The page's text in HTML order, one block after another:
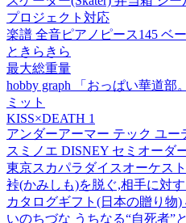
プロジェクト対応
楽譜 全音ピアノピース145 ベ
ときらきら
最大総重量
hobby graph 「おっぱい華道部
ミット
KISS×DEATH 1
アンダーアーマー テック ユー
スミノエ DISNEY セミオーダ
東京スカパラダイスオーケス
裃(かみしも)を脱ぐ,相手に対
カタログギフト(日本の贈り物
いのちづな うちなる“自死者”